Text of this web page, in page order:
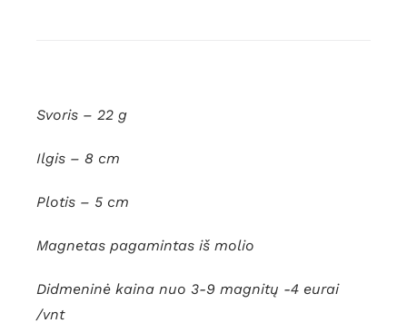
Svoris – 22 g
Ilgis – 8 cm
Plotis – 5 cm
Magnetas pagamintas iš molio
Didmeninė kaina nuo 3-9 magnitų -4 eurai
/vnt